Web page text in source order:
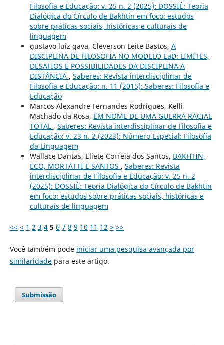
Filosofia e Educação: v. 25 n. 2 (2025): DOSSIÊ: Teoria
Dialógica do Círculo de Bakhtin em foco: estudos
sobre práticas sociais, históricas e culturais de
linguagem
gustavo luiz gava, Cleverson Leite Bastos, A
DISCIPLINA DE FILOSOFIA NO MODELO EaD: LIMITES,
DESAFIOS E POSSIBILIDADES DA DISCIPLINA A
DISTÂNCIA , Saberes: Revista interdisciplinar de
Filosofia e Educação: n. 11 (2015): Saberes: Filosofia e
Educação
Marcos Alexandre Fernandes Rodrigues, Kelli
Machado da Rosa, EM NOME DE UMA GUERRA RACIAL
TOTAL , Saberes: Revista interdisciplinar de Filosofia e
Educação: v. 23 n. 2 (2023): Número Especial: Filosofia
da Linguagem
Wallace Dantas, Eliete Correia dos Santos, BAKHTIN,
ECO, MORTATTI E SANTOS , Saberes: Revista
interdisciplinar de Filosofia e Educação: v. 25 n. 2
(2025): DOSSIÊ: Teoria Dialógica do Círculo de Bakhtin
em foco: estudos sobre práticas sociais, históricas e
culturais de linguagem
<< < 1 2 3 4 5 6 7 8 9 10 11 12 > >>
Você também pode iniciar uma pesquisa avançada por
similaridadepara este artigo.
Submissão